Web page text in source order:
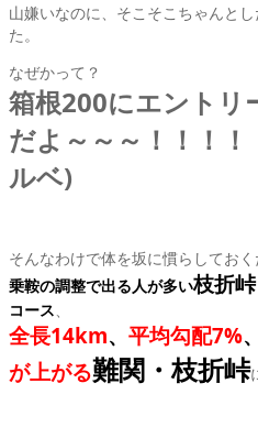
山嫌いなのに、そこそこちゃんと
た。
なぜかって？
箱根200にエントリ
だよ～～～！！！
ルベ)
そんなわけで体を坂に慣らしておく
乗鞍の調整で出る人が多い枝折
コース、
全長14km、 平均勾配7%、
が上がる難関・枝折峠